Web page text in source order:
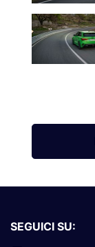
SEGUICI SU: